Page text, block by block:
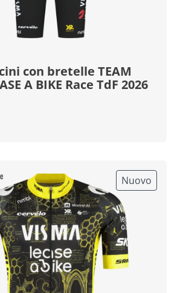
con bretelle TEAM
A BIKE Race TdF 2026
Nuovo